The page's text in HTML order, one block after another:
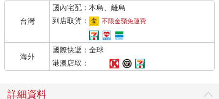
台灣
國內宅配：本島、離島
到店取貨：
不限金額免運費
海外
國際快遞：全球
港澳店取：
詳細資料